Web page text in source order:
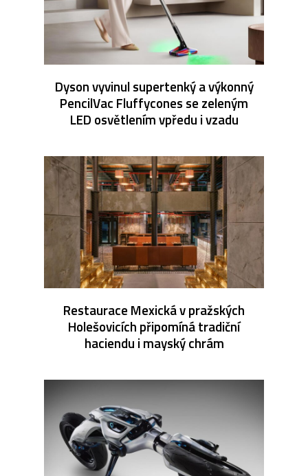
Dyson vyvinul supertenký a výkonný
PencilVac Fluffycones se zeleným
LED osvětlením vpředu i vzadu
Restaurace Mexická v pražských
Holešovicích připomíná tradiční
haciendu i mayský chrám